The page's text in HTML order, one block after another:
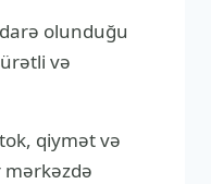
olunduğu
və
qiymət və